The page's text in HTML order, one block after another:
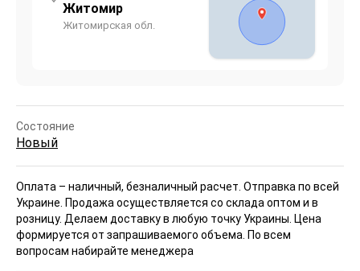
Житомир
Житомирская обл.
Состояние
Новый
Оплата – наличный, безналичный расчет. Отправка по всей
Украине. Продажа осуществляется со склада оптом и в
розницу. Делаем доставку в любую точку Украины. Цена
формируется от запрашиваемого объема. По всем
вопросам набирайте менеджера